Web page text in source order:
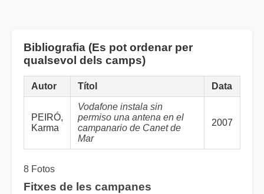
Bibliografia (Es pot ordenar per
qualsevol dels camps)
Autor Títol Data
PEIRÓ,
Karma
Vodafone instala sin
permiso una antena en el
campanario de Canet de
Mar
2007
8 Fotos
Fitxes de les campanes